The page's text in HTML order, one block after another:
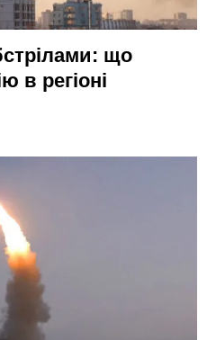
що
в регіоні